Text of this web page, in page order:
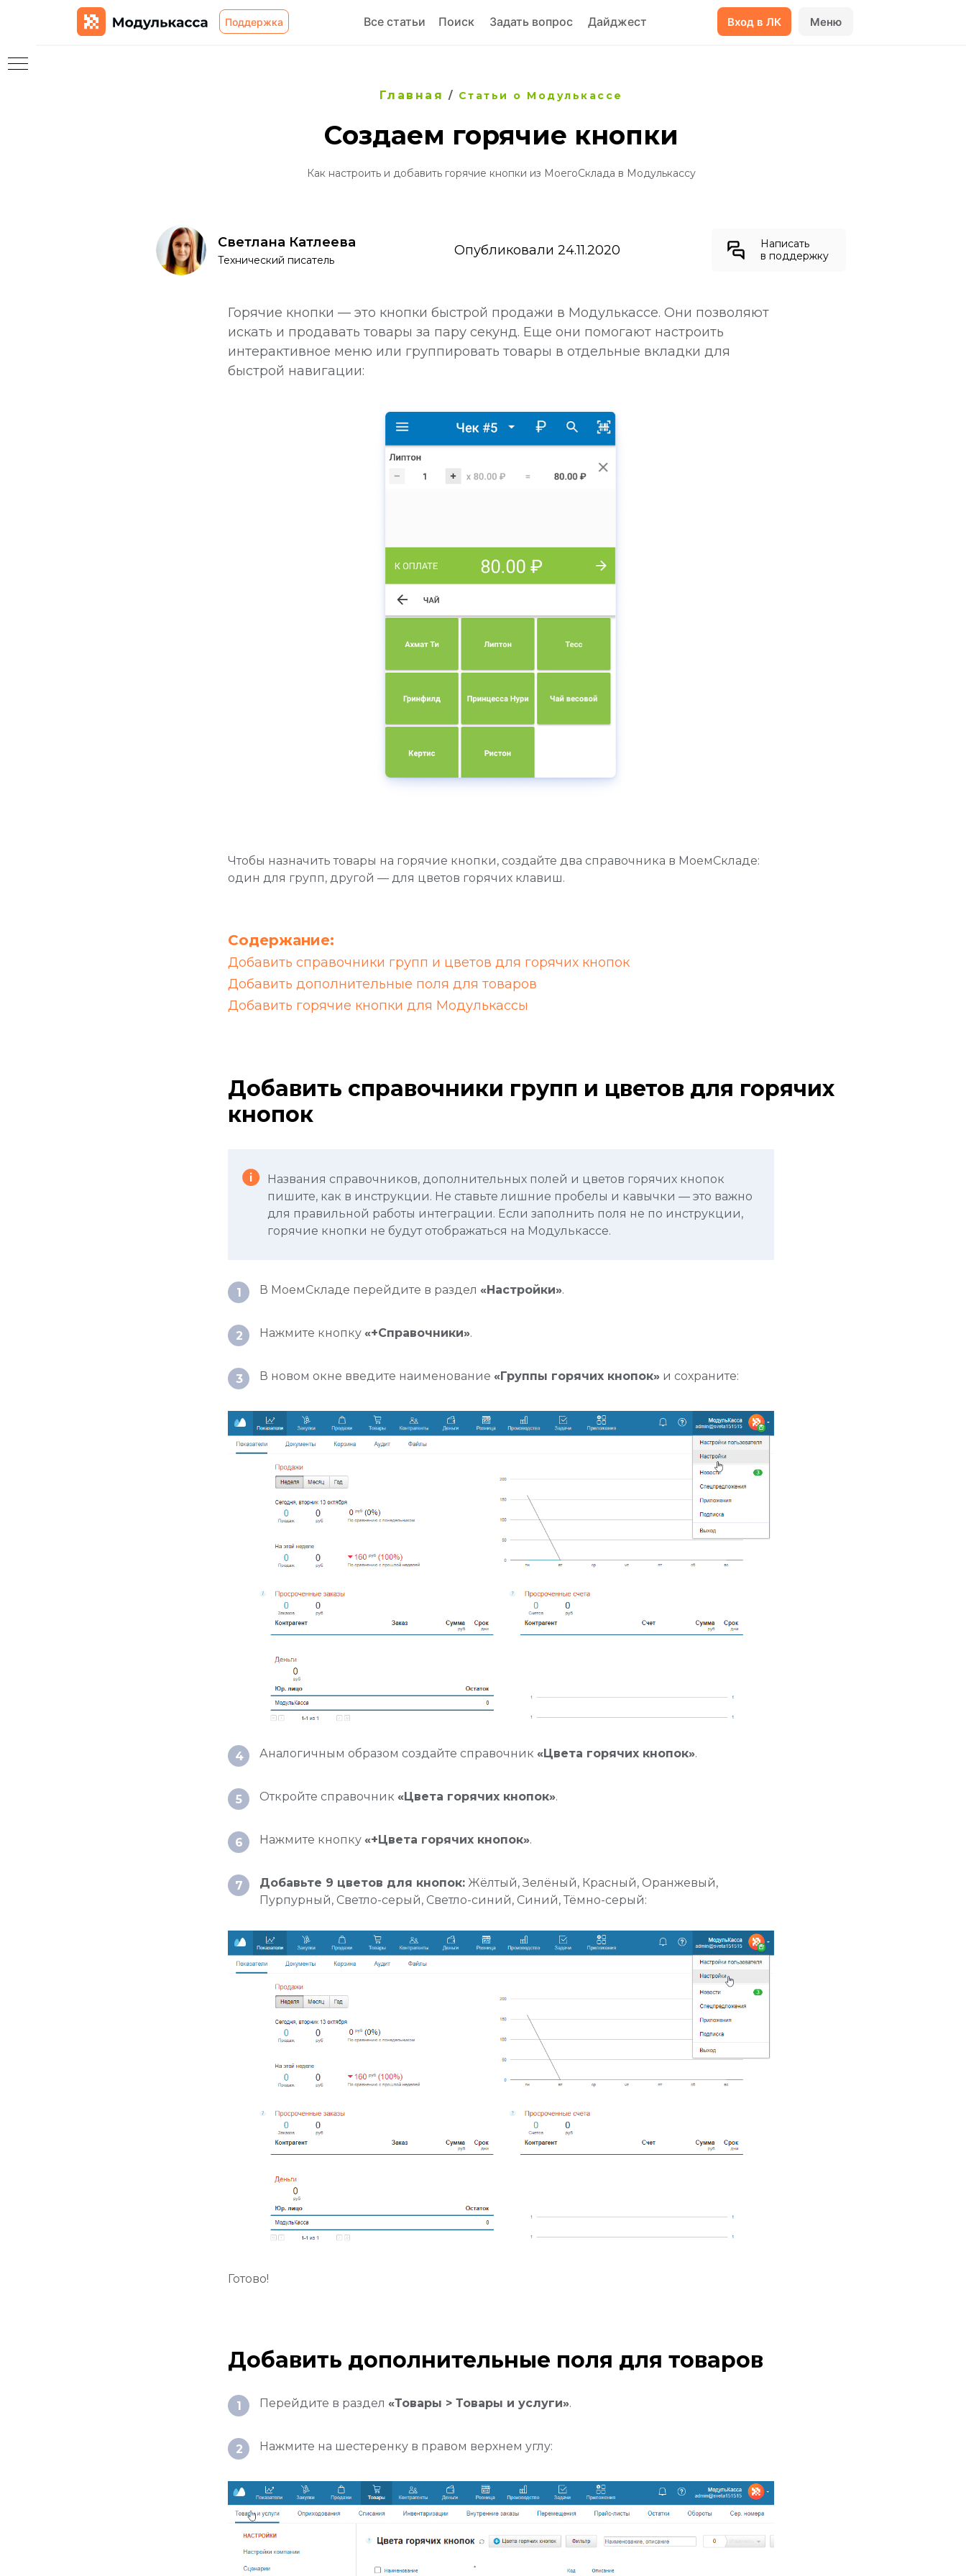
Меню
Вход в ЛК
Дайджест
Задать вопрос
Поиск
Все статьи
Поддержка
Главная / Статьи о Модулькассе
Создаем горячие кнопки
Как настроить и добавить горячие кнопки из МоегоСклада в Модулькассу
Написать
в поддержку
Светлана Катлеева
Технический писатель
Опубликовали 24.11.2020
Горячие кнопки — это кнопки быстрой продажи в Модулькассе. Они позволяют
искать и продавать товары за пару секунд. Еще они помогают настроить
интерактивное меню или группировать товары в отдельные вкладки для
быстрой навигации:
Чтобы назначить товары на горячие кнопки, создайте два справочника в МоемСкладе:
один для групп, другой — для цветов горячих клавиш.
Содержание:
Добавить справочники групп и цветов для горячих кнопок
Добавить дополнительные поля для товаров
Добавить горячие кнопки для Модулькассы
Добавить справочники групп и цветов для горячих
кнопок
Названия справочников, дополнительных полей и цветов горячих кнопок
пишите, как в инструкции. Не ставьте лишние пробелы и кавычки — это важно
для правильной работы интеграции. Если заполнить поля не по инструкции,
горячие кнопки не будут отображаться на Модулькассе.
1 В МоемСкладе перейдите в раздел «Настройки».
2 Нажмите кнопку «+Справочники».
3 В новом окне введите наименование «Группы горячих кнопок» и сохраните:
4 Аналогичным образом создайте справочник «Цвета горячих кнопок».
5 Откройте справочник «Цвета горячих кнопок».
6 Нажмите кнопку «+Цвета горячих кнопок».
7 Добавьте 9 цветов для кнопок: Жёлтый, Зелёный, Красный, Оранжевый,
Пурпурный, Светло-серый, Светло-синий, Синий, Тёмно-серый:
Готово!
Добавить дополнительные поля для товаров
1 Перейдите в раздел «Товары > Товары и услуги».
2 Нажмите на шестеренку в правом верхнем углу: